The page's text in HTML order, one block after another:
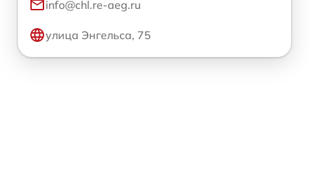
info@chl.re-aeg.ru
улица Энгельса, 75